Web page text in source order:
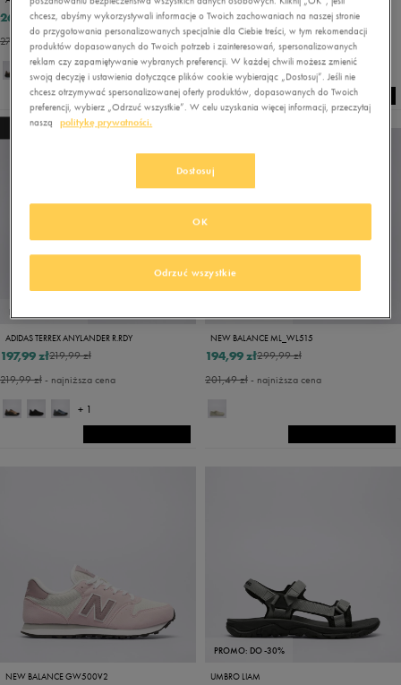
349,99 zł
262,49 zł
279,99 zł - najniższa cena
+ 1
359,99 zł
251,99 zł
272,99 zł - najniższa cena
NEW
ADIDAS TERREX ANYLANDER R.RDY
219,99 zł
197,99 zł
219,99 zł- najniższa cena
+ 1
NEW BALANCE ML_WL515
299,99 zł
194,99 zł
201,49 zł- najniższa cena
NEW BALANCE GW500V2
PROMO: DO -30%
UMBRO LIAM
chcesz, abyśmy wykorzystywali informacje o Twoich zachowaniach na naszej stronie
do przygotowania personalizowanych specjalnie dla Ciebie treści, w tym rekomendacji
produktów dopasowanych do Twoich potrzeb i zainteresowań, spersonalizowanych
reklam czy zapamiętywanie wybranych preferencji. W każdej chwili możesz zmienić
swoją decyzję i ustawienia dotyczące plików cookie wybierając „Dostosuj”. Jeśli nie
chcesz otrzymywać spersonalizowanej oferty produktów, dopasowanych do Twoich
preferencji, wybierz „Odrzuć wszystkie”. W celu uzyskania więcej informacji, przeczytaj
naszą
politykę prywatności.
Dostosuj
Odrzuć wszystkie
OK